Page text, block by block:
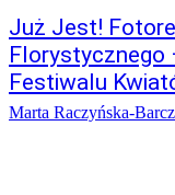
Już Jest!
Florystycznego
Festiwalu
Marta Raczyńska-